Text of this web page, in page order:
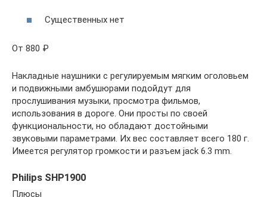
Существенных нет
От 880 ₽
Накладные наушники с регулируемым мягким оголовьем
и подвижными амбушюрами подойдут для
прослушивания музыки, просмотра фильмов,
использования в дороге. Они просты по своей
функциональности, но обладают достойными
звуковыми параметрами. Их вес составляет всего 180 г.
Имеется регулятор громкости и разъем jack 6.3 mm.
Philips SHP1900
Плюсы